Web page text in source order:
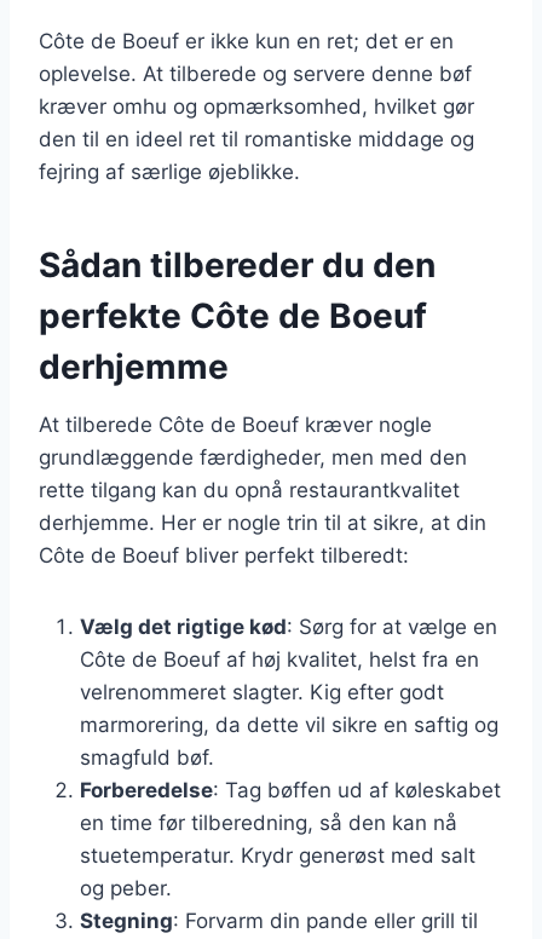
Côte de Boeuf er ikke kun en ret; det er en
oplevelse. At tilberede og servere denne bøf
kræver omhu og opmærksomhed, hvilket gør
den til en ideel ret til romantiske middage og
fejring af særlige øjeblikke.
Sådan tilbereder du den
perfekte Côte de Boeuf
derhjemme
At tilberede Côte de Boeuf kræver nogle
grundlæggende færdigheder, men med den
rette tilgang kan du opnå restaurantkvalitet
derhjemme. Her er nogle trin til at sikre, at din
Côte de Boeuf bliver perfekt tilberedt:
Vælg det rigtige kød: Sørg for at vælge en
Côte de Boeuf af høj kvalitet, helst fra en
velrenommeret slagter. Kig efter godt
marmorering, da dette vil sikre en saftig og
smagfuld bøf.
Forberedelse: Tag bøffen ud af køleskabet
en time før tilberedning, så den kan nå
stuetemperatur. Krydr generøst med salt
og peber.
Stegning: Forvarm din pande eller grill til